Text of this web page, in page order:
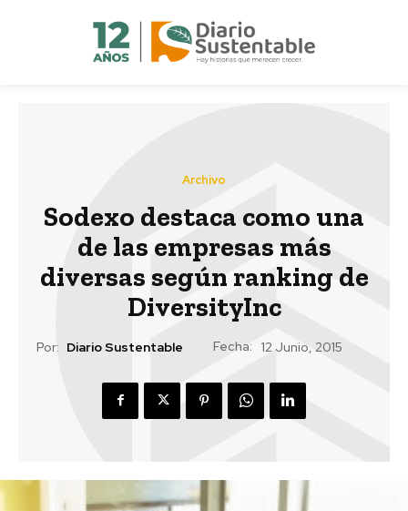
Archivo
Sodexo destaca como una
de las empresas más
diversas según ranking de
DiversityInc
Por: Diario Sustentable Fecha: 12 Junio, 2015